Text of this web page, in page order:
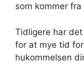
som kommer fra
Tidligere har
for at mye tid
hukommelsen